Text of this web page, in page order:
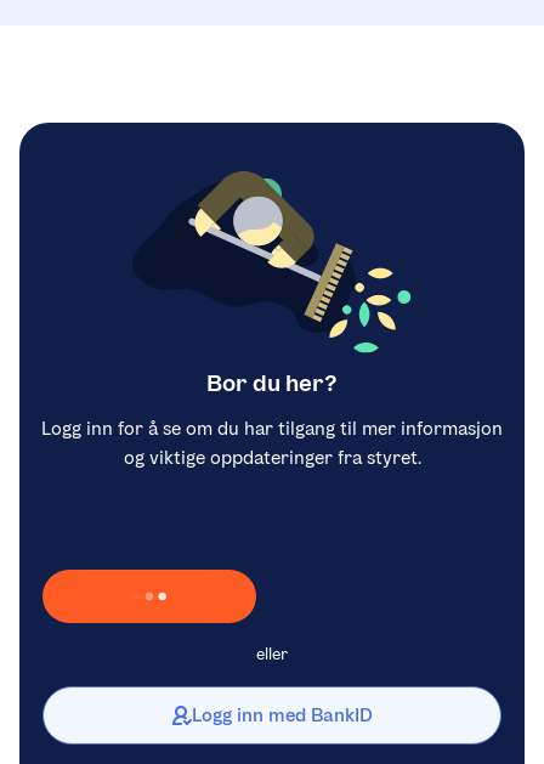
Bor du her?
Logg inn for å se om du har tilgang til mer informasjon
og viktige oppdateringer fra styret.
Laster inn Vipps …
eller
Logg inn med BankID